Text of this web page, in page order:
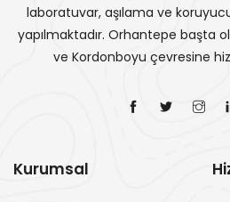
laboratuvar, aşılama ve
yapılmaktadır. Orhantepe başta
ve Kordonboyu çevresine
Kurumsal